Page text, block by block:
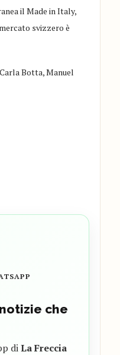
il Made in Italy,
svizzero è
Botta, Manuel
che
diLa Freccia